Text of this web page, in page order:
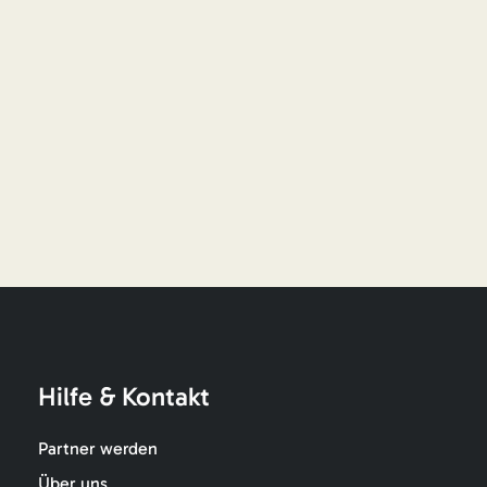
Hilfe & Kontakt
Partner werden